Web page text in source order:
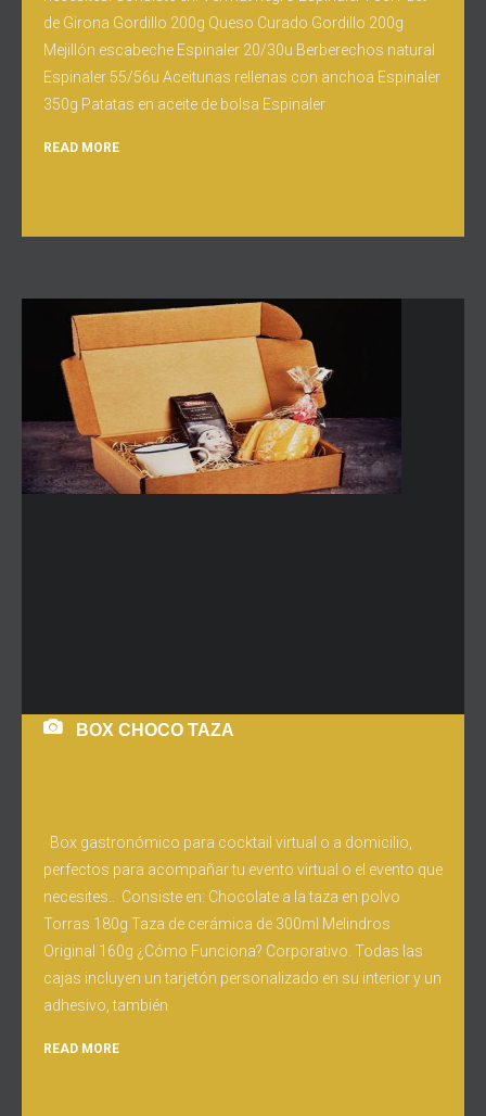
de Girona Gordillo 200g Queso Curado Gordillo 200g
Mejillón escabeche Espinaler 20/30u Berberechos natural
Espinaler 55/56u Aceitunas rellenas con anchoa Espinaler
350g Patatas en aceite de bolsa Espinaler
READ MORE
BOX CHOCO TAZA
Box gastronómico para cocktail virtual o a domicilio,
perfectos para acompañar tu evento virtual o el evento que
necesites.. Consiste en: Chocolate a la taza en polvo
Torras 180g Taza de cerámica de 300ml Melindros
Original 160g ¿Cómo Funciona? Corporativo. Todas las
cajas incluyen un tarjetón personalizado en su interior y un
adhesivo, también
READ MORE